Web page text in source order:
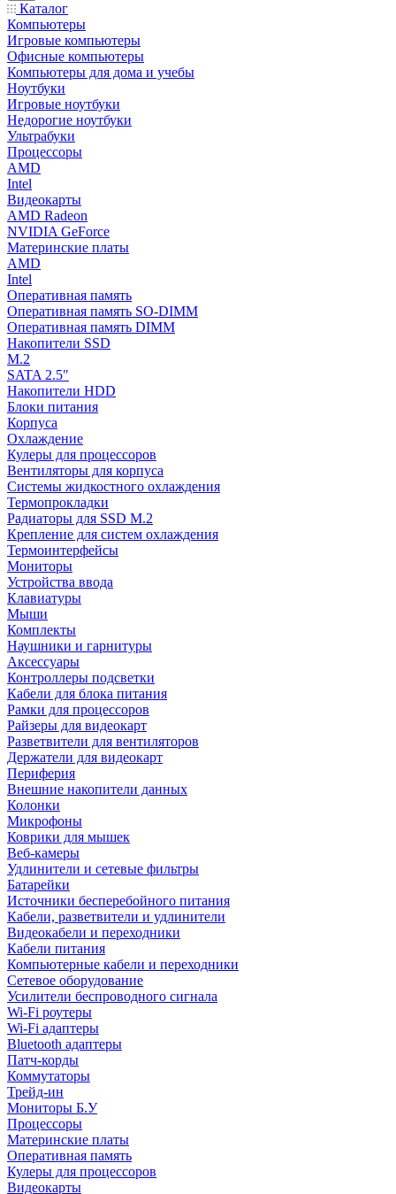
Каталог
Компьютеры
Игровые компьютеры
Офисные компьютеры
Компьютеры для дома и учебы
Ноутбуки
Игровые ноутбуки
Недорогие ноутбуки
Ультрабуки
Процессоры
AMD
Intel
Видеокарты
AMD Radeon
NVIDIA GeForce
Материнские платы
AMD
Intel
Оперативная память
Оперативная память SO-DIMM
Оперативная память DIMM
Накопители SSD
M.2
SATA 2.5"
Накопители HDD
Блоки питания
Корпуса
Охлаждение
Кулеры для процессоров
Вентиляторы для корпуса
Системы жидкостного охлаждения
Термопрокладки
Радиаторы для SSD M.2
Крепление для систем охлаждения
Термоинтерфейсы
Мониторы
Устройства ввода
Клавиатуры
Мыши
Комплекты
Наушники и гарнитуры
Аксессуары
Контроллеры подсветки
Кабели для блока питания
Рамки для процессоров
Райзеры для видеокарт
Разветвители для вентиляторов
Держатели для видеокарт
Периферия
Внешние накопители данных
Колонки
Микрофоны
Коврики для мышек
Веб-камеры
Удлинители и сетевые фильтры
Батарейки
Источники бесперебойного питания
Кабели, разветвители и удлинители
Видеокабели и переходники
Кабели питания
Компьютерные кабели и переходники
Сетевое оборудование
Усилители беспроводного сигнала
Wi-Fi роутеры
Wi-Fi адаптеры
Bluetooth адаптеры
Патч-корды
Коммутаторы
Трейд-ин
Мониторы Б.У
Процессоры
Материнские платы
Оперативная память
Кулеры для процессоров
Видеокарты